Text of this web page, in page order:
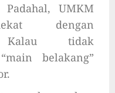
UMKM
dengan
Kalau tidak
belakang”